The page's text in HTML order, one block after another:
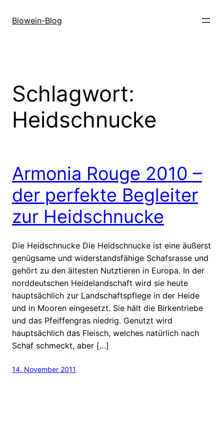
InhaltBiowein-Blog
Schlagwort:
Heidschnucke
Armonia Rouge 2010 –
der perfekte Begleiter
zur Heidschnucke
Die Heidschnucke Die Heidschnucke ist eine äußerst
genügsame und widerstandsfähige Schafsrasse und
gehört zu den ältesten Nutztieren in Europa. In der
norddeutschen Heidelandschaft wird sie heute
hauptsächlich zur Landschaftspflege in der Heide
und in Mooren eingesetzt. Sie hält die Birkentriebe
und das Pfeiffengras niedrig. Genutzt wird
hauptsächlich das Fleisch, welches natürlich nach
Schaf schmeckt, aber […]
14. November 2011